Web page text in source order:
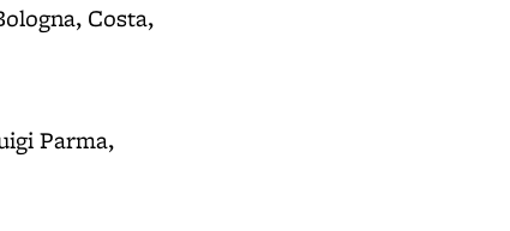
Costa,
Parma,